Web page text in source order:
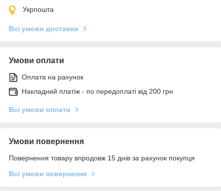
Укрпошта
Всі умови доставки
Умови оплати
Оплата на рахунок
Накладний платіж - по передоплаті від 200 грн
Всі умови оплати
Умови повернення
Повернення товару впродовж 15 днів за рахунок покупця
Всі умови повернення